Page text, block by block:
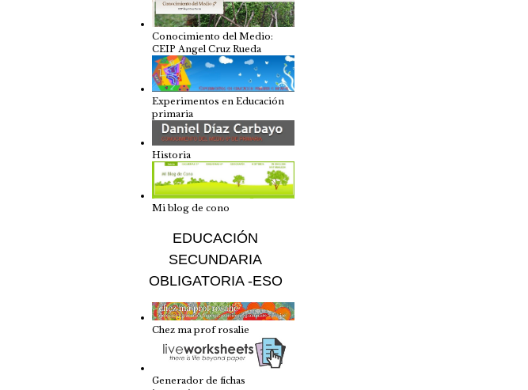
Conocimiento del Medio:
CEIP Angel Cruz Rueda
Experimentos en Educación
primaria
Historia
Mi blog de cono
EDUCACIÓN
SECUNDARIA
OBLIGATORIA -ESO
Chez ma prof rosalie
Generador de fichas